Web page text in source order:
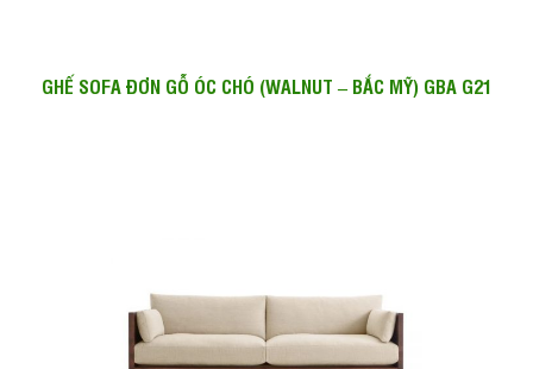
GHẾ SOFA ĐƠN GỖ ÓC CHÓ (WALNUT – BẮC MỸ) GBA G21